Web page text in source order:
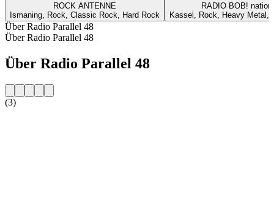
ROCK ANTENNE
Ismaning, Rock, Classic Rock, Hard Rock
RADIO BOB!
Kassel, Rock, Heavy Metal,
Über Radio Parallel 48
Über Radio Parallel 48
Über Radio Parallel 48
(3)